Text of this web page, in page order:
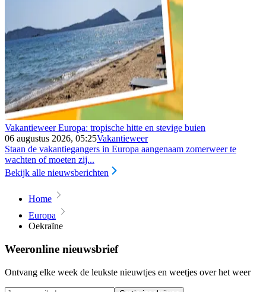
Vakantieweer Europa: tropische hitte en stevige buien
06 augustus 2026, 05:25Vakantieweer
Staan de vakantiegangers in Europa aangenaam zomerweer te
wachten of moeten zij...
Bekijk alle nieuwsberichten
Home
Europa
Oekraïne
Weeronline nieuwsbrief
Ontvang elke week de leukste nieuwtjes en weetjes over het weer